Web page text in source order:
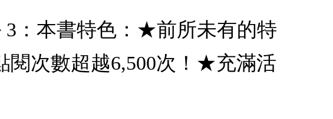
3：本書特色：★前所未有的特
次數超越6,500次！★充滿活